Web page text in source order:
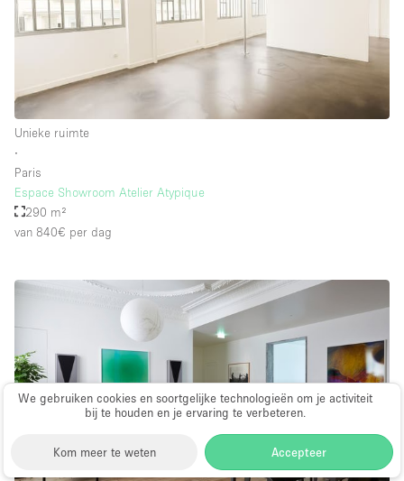
We gebruiken cookies en soortgelijke technologieën om je activiteit
bij te houden en je ervaring te verbeteren.
Kom meer te weten Accepteer
Unieke ruimte
∙
Paris
Espace Showroom Atelier Atypique
290 m²
van 840€ per dag